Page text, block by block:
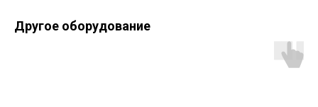
Другое оборудование